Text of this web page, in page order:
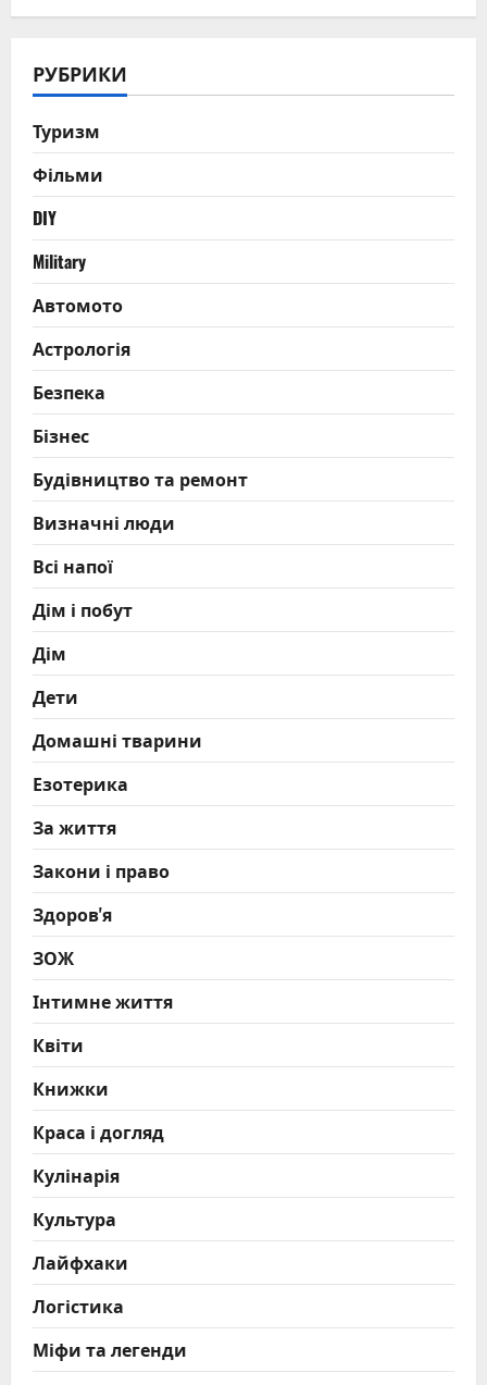
РУБРИКИ
Туризм
Фільми
DIY
Military
Автомото
Астрологія
Безпека
Бізнес
Будівництво та ремонт
Визначні люди
Всі напої
Дім і побут
Дім
Дети
Домашні тварини
Езотерика
За життя
Закони і право
Здоров'я
ЗОЖ
Інтимне життя
Квіти
Книжки
Краса і догляд
Кулінарія
Культура
Лайфхаки
Логістика
Міфи та легенди